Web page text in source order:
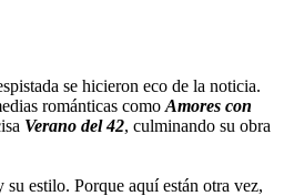
se hicieron eco de la noticia.
románticas como Amores con
Verano del 42, culminando su obra
estilo. Porque aquí están otra vez,